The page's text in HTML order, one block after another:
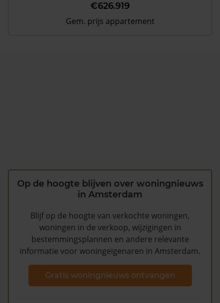
€626.919
Gem. prijs appartement
Op de hoogte blijven over woningnieuws
in Amsterdam
Blijf op de hoogte van verkochte woningen,
woningen in de verkoop, wijzigingen in
bestemmingsplannen en andere relevante
informatie voor woningeigenaren in Amsterdam.
Gratis woningnieuws ontvangen